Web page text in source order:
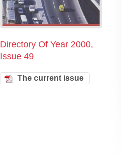
Directory Of Year 2000,
Issue 49
The current issue